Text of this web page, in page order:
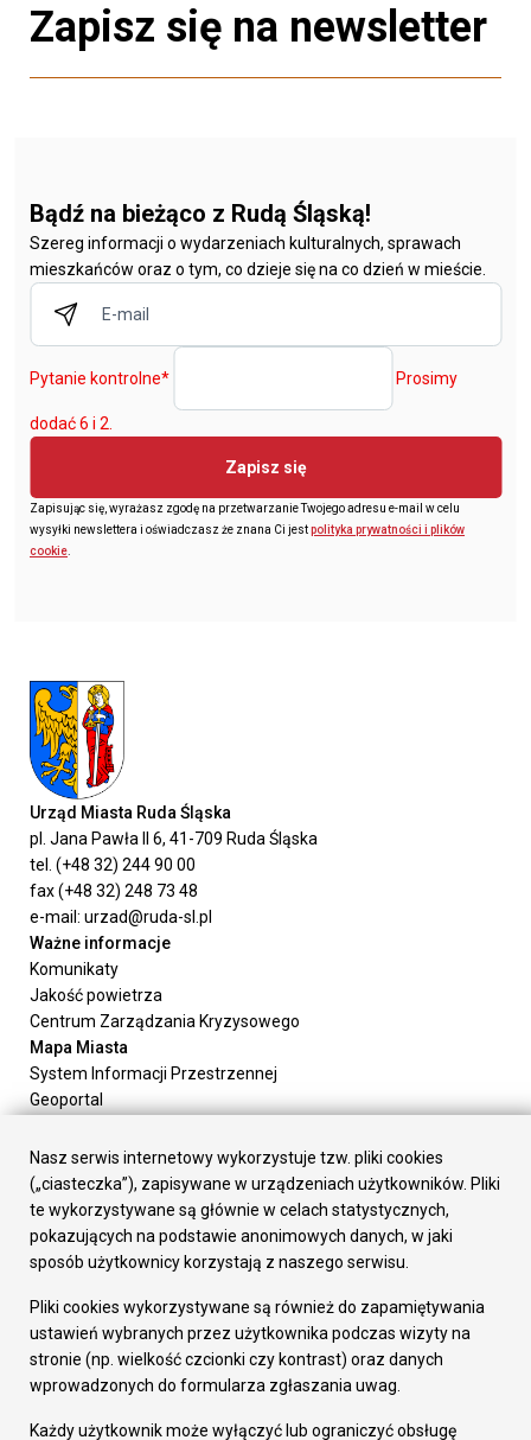
Zapisz się na newsletter
Bądź na bieżąco z Rudą Śląską!
Szereg informacji o wydarzeniach kulturalnych, sprawach
mieszkańców oraz o tym, co dzieje się na co dzień w mieście.
Pytanie kontrolne* Prosimy
dodać 6 i 2.
Zapisz się
Zapisując się, wyrażasz zgodę na przetwarzanie Twojego adresu e-mail w celu
wysyłki newslettera i oświadczasz że znana Ci jestpolityka prywatności i plików
cookie
Urząd Miasta Ruda Śląska
pl. Jana Pawła II 6, 41-709 Ruda Śląska
tel. (+48 32) 244 90 00
fax (+48 32) 248 73 48
e-mail: urzad@ruda-sl.pl
Ważne informacje
Komunikaty
Jakość powietrza
Centrum Zarządzania Kryzysowego
Mapa Miasta
System Informacji Przestrzennej
Geoportal
Załatw sprawę
Prezydent Miasta
Rada Miasta
Wydziały
Elektroniczna Skrzynka Podawcza
Gospodarka
Fundusze europejskie
Środki krajowe
Oferty inwestycyjne
Nasz serwis internetowy wykorzystuje tzw. pliki cookies
(„ciasteczka”), zapisywane w urządzeniach użytkowników. Pliki
te wykorzystywane są głównie w celach statystycznych,
pokazujących na podstawie anonimowych danych, w jaki
sposób użytkownicy korzystają z naszego serwisu.
Pliki cookies wykorzystywane są również do zapamiętywania
ustawień wybranych przez użytkownika podczas wizyty na
stronie (np. wielkość czcionki czy kontrast) oraz danych
wprowadzonych do formularza zgłaszania uwag.
Każdy użytkownik może wyłączyć lub ograniczyć obsługę